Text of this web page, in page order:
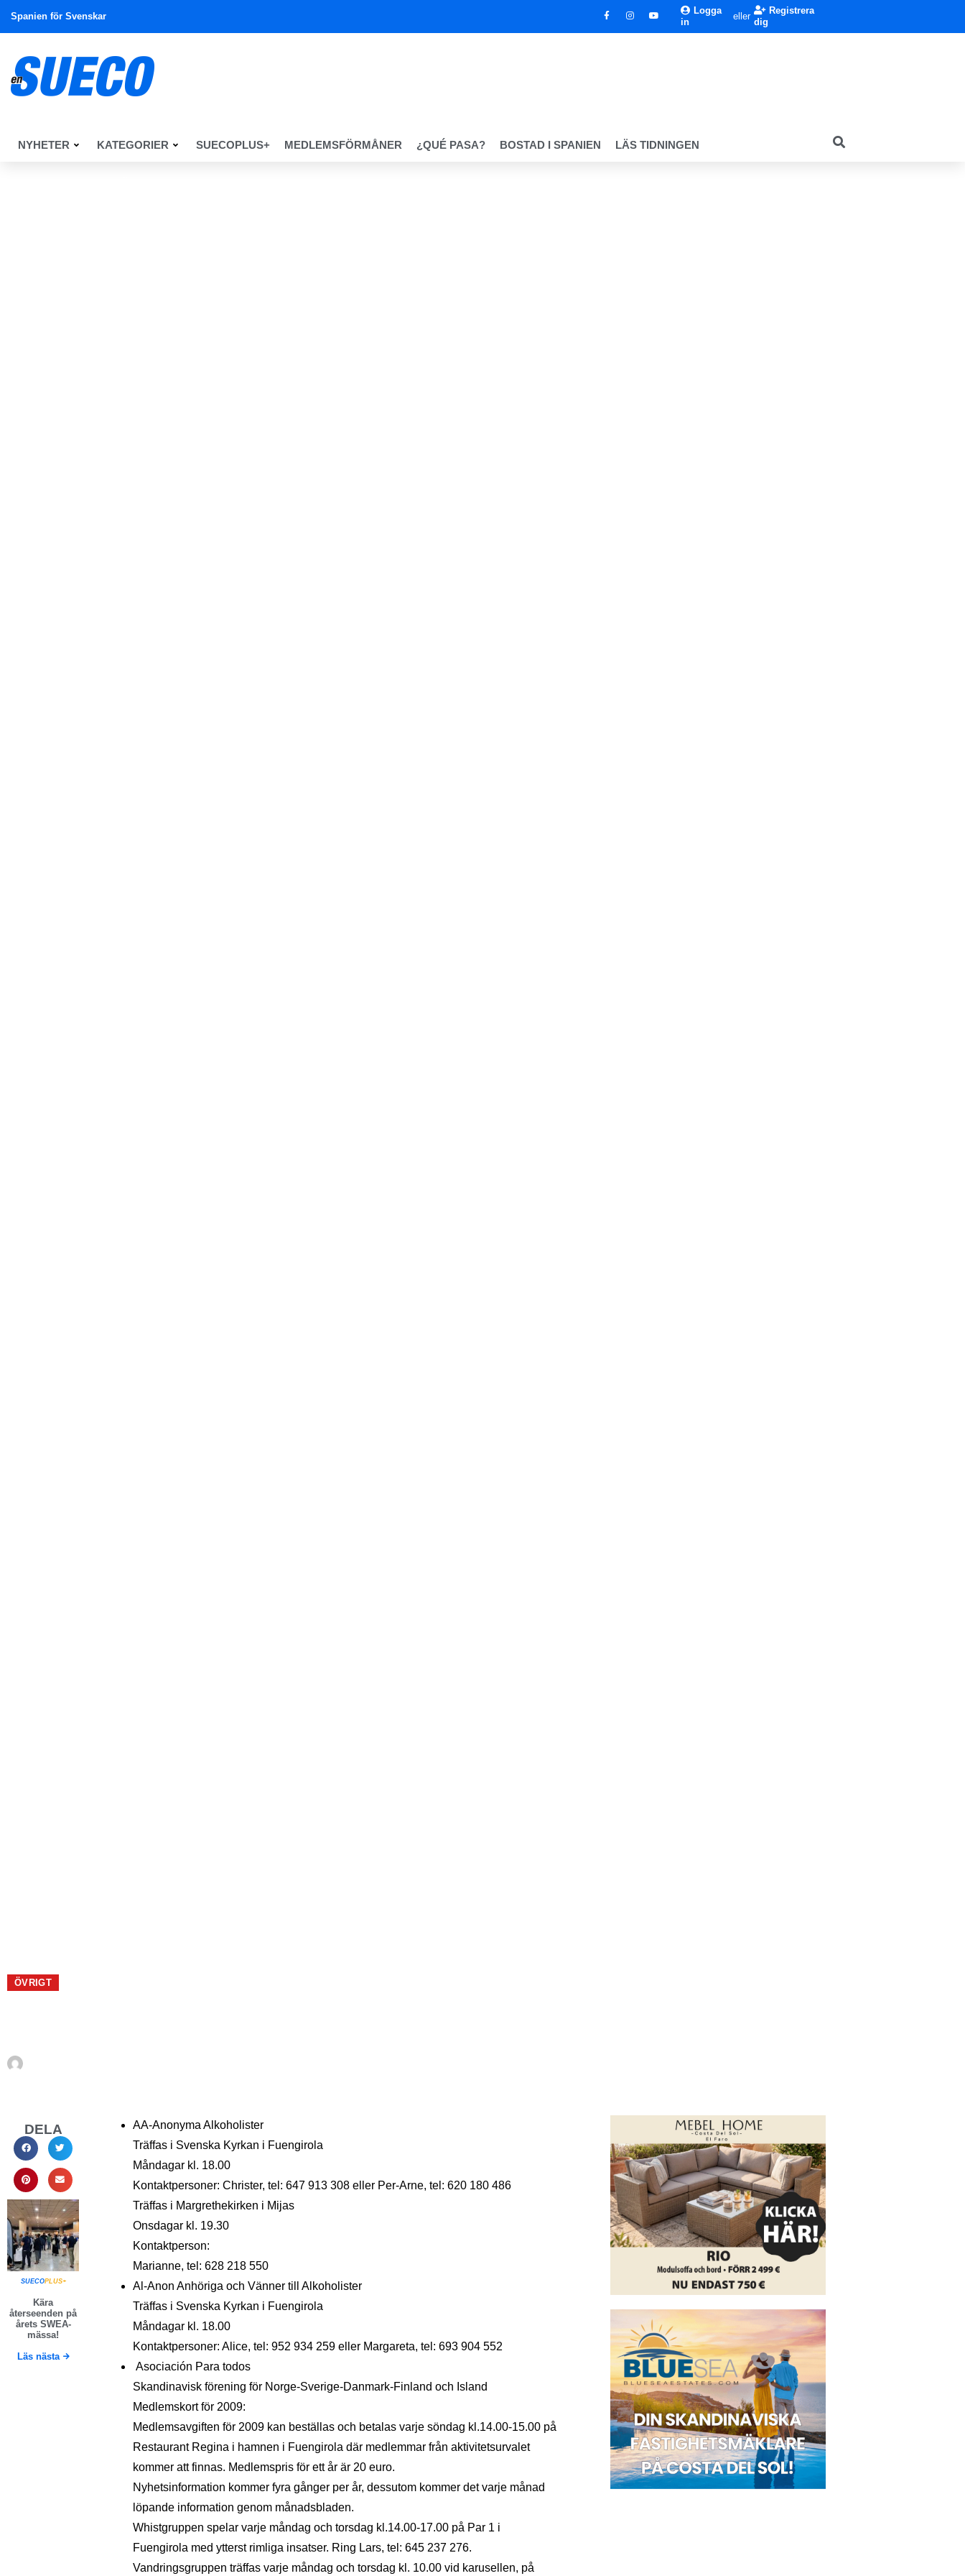
Spanien för Svenskar
Logga
in
eller
Registrera
dig
NYHETER KATEGORIER SUECOPLUS+ MEDLEMSFÖRMÅNER ¿QUÉ PASA? BOSTAD I SPANIEN LÄS TIDNINGEN
ÖVRIGT
DELA
SUECOPLUS+
Kära
återseenden på
årets SWEA-
mässa!
Läs nästa
AA-Anonyma Alkoholister
Träffas i Svenska Kyrkan i Fuengirola
Måndagar kl. 18.00
Kontaktpersoner: Christer, tel: 647 913 308 eller Per-Arne, tel: 620 180 486
Träffas i Margrethekirken i Mijas
Onsdagar kl. 19.30
Kontaktperson:
Marianne, tel: 628 218 550
Al-Anon Anhöriga och Vänner till Alkoholister
Träffas i Svenska Kyrkan i Fuengirola
Måndagar kl. 18.00
Kontaktpersoner: Alice, tel: 952 934 259 eller Margareta, tel: 693 904 552
Asociación Para todos
Skandinavisk förening för Norge-Sverige-Danmark-Finland och Island
Medlemskort för 2009:
Medlemsavgiften för 2009 kan beställas och betalas varje söndag kl.14.00-15.00 på
Restaurant Regina i hamnen i Fuengirola där medlemmar från aktivitetsurvalet
kommer att finnas. Medlemspris för ett år är 20 euro.
Nyhetsinformation kommer fyra gånger per år, dessutom kommer det varje månad
löpande information genom månadsbladen.
Whistgruppen spelar varje måndag och torsdag kl.14.00-17.00 på Par 1 i
Fuengirola med ytterst rimliga insatser. Ring Lars, tel: 645 237 276.
Vandringsgruppen träffas varje måndag och torsdag kl. 10.00 vid karusellen, på